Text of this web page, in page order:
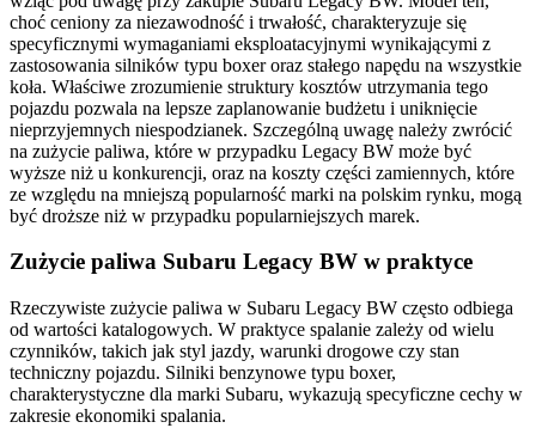
choć ceniony za niezawodność i trwałość, charakteryzuje się
specyficznymi wymaganiami eksploatacyjnymi wynikającymi z
zastosowania silników typu boxer oraz stałego napędu na wszystkie
koła. Właściwe zrozumienie struktury kosztów utrzymania tego
pojazdu pozwala na lepsze zaplanowanie budżetu i uniknięcie
nieprzyjemnych niespodzianek. Szczególną uwagę należy zwrócić
na zużycie paliwa, które w przypadku Legacy BW może być
wyższe niż u konkurencji, oraz na koszty części zamiennych, które
ze względu na mniejszą popularność marki na polskim rynku, mogą
być droższe niż w przypadku popularniejszych marek.
Zużycie paliwa Subaru Legacy BW w praktyce
Rzeczywiste zużycie paliwa w Subaru Legacy BW często odbiega
od wartości katalogowych. W praktyce spalanie zależy od wielu
czynników, takich jak styl jazdy, warunki drogowe czy stan
techniczny pojazdu. Silniki benzynowe typu boxer,
charakterystyczne dla marki Subaru, wykazują specyficzne cechy w
zakresie ekonomiki spalania.